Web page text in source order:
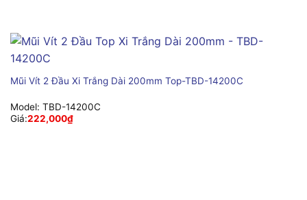
Mũi Vít 2 Đầu Xi Trắng Dài 200mm Top-TBD-14200C
Model: TBD-14200C
Giá:222,000₫